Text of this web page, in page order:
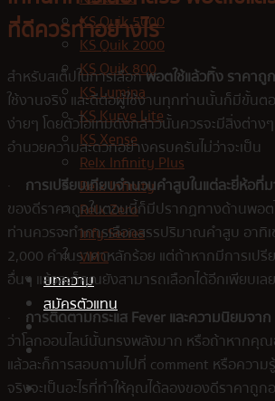
KS Quik 5000
KS Quik 2000
KS Quik 800
KS Lumina
KS Kurve Lite
KS Xense
Relx Infinity Plus
Relx Infinity
Relx Zero
Infy Series
VMC
บทความ
สมัครตัวแทน
ที่ดีควรทำอย่างไร
สำหรับสเต็ปในการเลือกพอตใช้แล้วทิ้ง ราคาถูก
ใช้งานจริง และดีต่อผู้ใช้งานทุกท่านนั้นก็มีขั้นต
ง่ายๆ โดยตัวไอเทมดังกล่าวนั้นควรจะมีสิ่งต่าง
อำนวยความสะดวกอย่างครบครันไม่ว่าจะเป็น
· การเปรียบเทียบจำนวนคำสูบในแต่ละยี่ห้อที่
ของดีราคาถูกในตอนนี้ก็มีปรากฏทางด้านพอต
ท่านควรจะทำการเลือกสรรปริมาณคำสูบ อาทิ
2,000 คำในราคาหลักร้อย แต่ถ้าหากมีการเป
อื่นๆ แล้วละก็คุณยังสามารถเลือกได้อีกเพียบเลย
· การติดตามกระแส Fever และความนิยมจา
ว่าโลกออนไลน์นั้นทรงพลังมาก หรือถ้าหากคุ
แล้วละก็การสอบถามไปที่ comment หรือความ
จริงจะเป็นอะไรที่ทำให้คุณได้ลองของดีราคาถู